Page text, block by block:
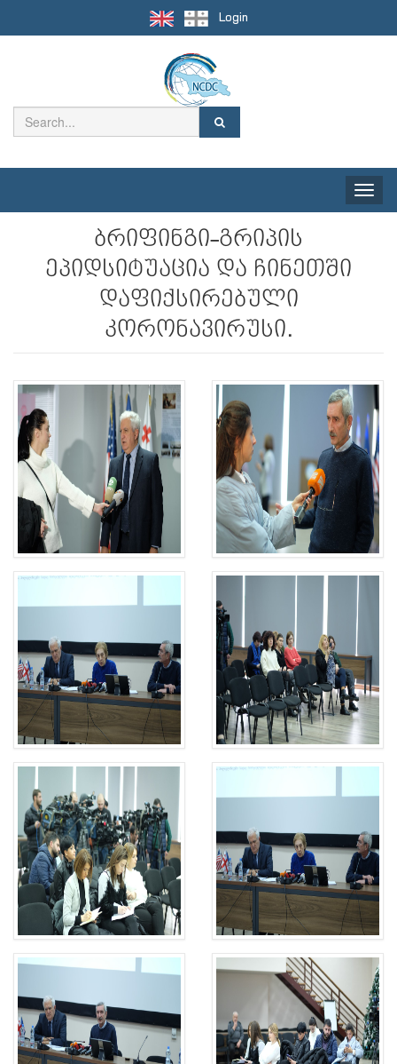
Login
Toggle
ბრიფინგი-გრიპის
ეპიდსიტუაცია და ჩინეთში
დაფიქსირებული
კორონავირუსი.